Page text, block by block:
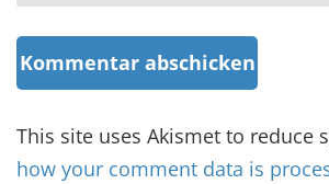
This site uses Akismet to reduce
how your comment data is